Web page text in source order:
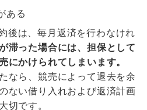
ある
後は、毎月返済を行わなけれ
滞った場合には、担保として
にかけられてしまいます。
なら、競売によって退去を余
ない借り入れおよび返済計画
切です。